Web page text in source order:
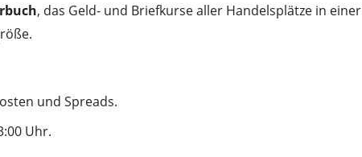
, das Geld- und Briefkurse aller Handelsplätze in einer
und Spreads.
Uhr.